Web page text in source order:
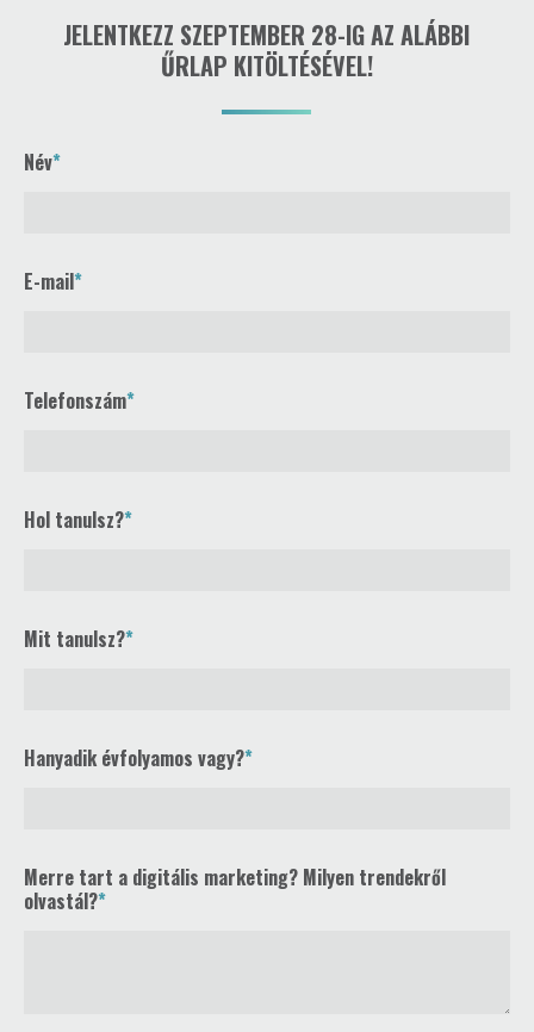
JELENTKEZZ SZEPTEMBER 28-IG AZ ALÁBBI
ŰRLAP KITÖLTÉSÉVEL!
Név
E-mail
Telefonszám
Hol tanulsz?
Mit tanulsz?
Hanyadik évfolyamos vagy?
Merre tart a digitális marketing? Milyen trendekről
olvastál?